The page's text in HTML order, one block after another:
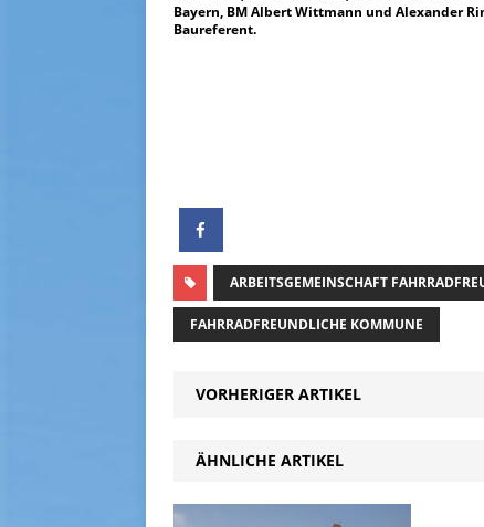
Bayern, BM Albert Wittmann und Alexander
Baureferent.
ARBEITSGEMEINSCHAFT
FAHRRADFREUNDLICHE KOMMUNE
VORHERIGER ARTIKEL
ÄHNLICHE ARTIKEL